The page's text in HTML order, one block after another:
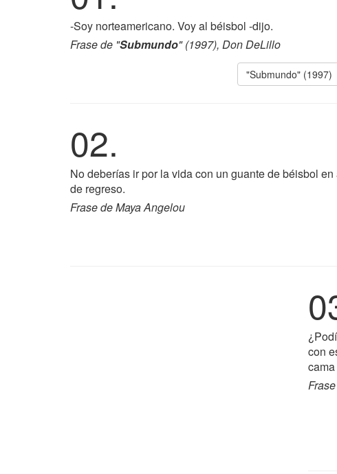
-Soy norteamericano. Voy al béisbol -dijo.
Frase de "Submundo" (1997), Don DeLillo
"Submundo" (1997)
02.
No deberías ir por la vida con un guante de béisbol
de regreso.
Frase de Maya Angelou
con